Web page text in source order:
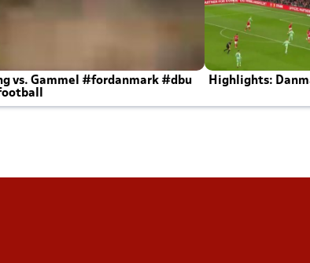
vs. Gammel #fordanmark #dbu
Highlights: